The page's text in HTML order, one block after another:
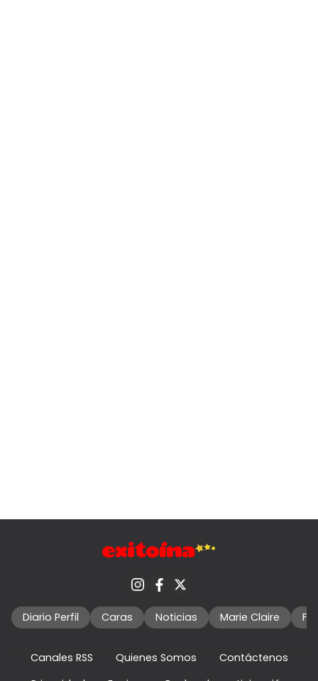
Diario Perfil Caras Noticias Marie Claire
Canales RSS Quienes Somos
Contáctenos